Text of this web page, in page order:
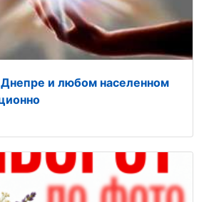
и любом населенном